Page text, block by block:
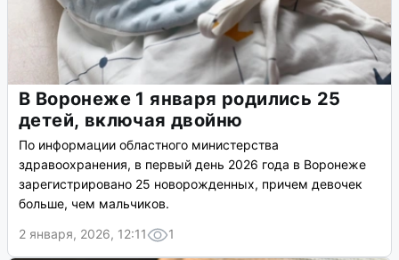
В Воронеже 1 января родились 25
детей, включая двойню
По информации областного министерства
здравоохранения, в первый день 2026 года в Воронеже
зарегистрировано 25 новорожденных, причем девочек
больше, чем мальчиков.
2 января, 2026, 12:11
1